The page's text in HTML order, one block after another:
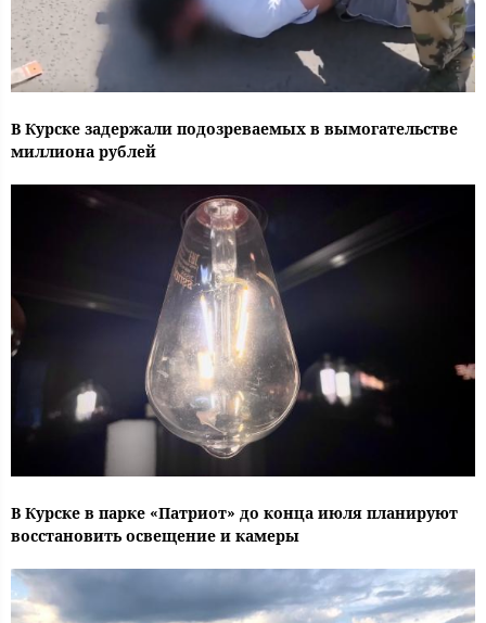
В Курске задержали подозреваемых в вымогательстве
миллиона рублей
В Курске в парке «Патриот» до конца июля планируют
восстановить освещение и камеры